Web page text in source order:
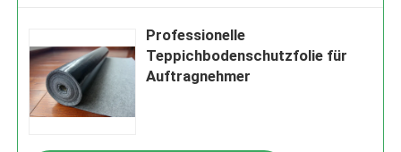
Professionelle
Teppichbodenschutzfolie für
Auftragnehmer